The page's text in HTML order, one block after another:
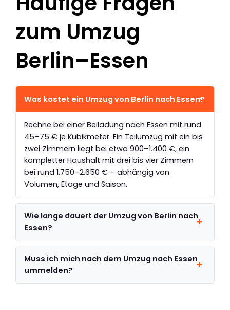
zum Umzug
Berlin–Essen
Was kostet ein Umzug von Berlin nach Essen?
Rechne bei einer Beiladung nach Essen mit rund
45–75 € je Kubikmeter. Ein Teilumzug mit ein bis
zwei Zimmern liegt bei etwa 900–1.400 €, ein
kompletter Haushalt mit drei bis vier Zimmern
bei rund 1.750–2.650 € – abhängig von
Volumen, Etage und Saison.
Wie lange dauert der Umzug von Berlin nach
Essen?
Muss ich mich nach dem Umzug nach Essen
ummelden?